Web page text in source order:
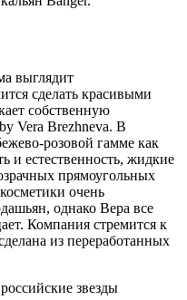
выглядит
сделать красивыми
собственную
Vera Brezhneva. В
розовой гамме как
и естественность, жидкие
прямоугольных
очень
однако Вера все
Компания стремится к
из переработанных